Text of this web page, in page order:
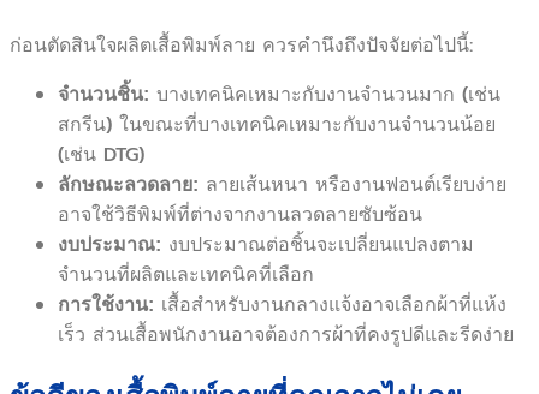
ก่อนตัดสินใจผลิตเสื้อพิมพ์ลาย ควรคำนึงถึงปัจจัยต่อไปนี้:
จำนวนชิ้น: บางเทคนิคเหมาะกับงานจำนวนมาก (เช่น
สกรีน) ในขณะที่บางเทคนิคเหมาะกับงานจำนวนน้อย
(เช่น DTG)
ลักษณะลวดลาย: ลายเส้นหนา หรืองานฟอนต์เรียบง่าย
อาจใช้วิธีพิมพ์ที่ต่างจากงานลวดลายซับซ้อน
งบประมาณ: งบประมาณต่อชิ้นจะเปลี่ยนแปลงตาม
จำนวนที่ผลิตและเทคนิคที่เลือก
การใช้งาน: เสื้อสำหรับงานกลางแจ้งอาจเลือกผ้าที่แห้ง
เร็ว ส่วนเสื้อพนักงานอาจต้องการผ้าที่คงรูปดีและรีดง่าย